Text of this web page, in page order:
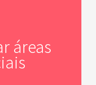
áreas